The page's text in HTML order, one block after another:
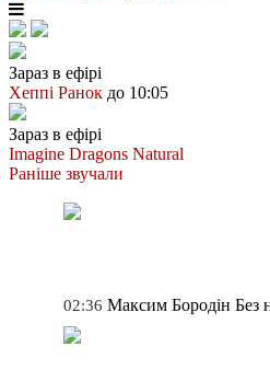
Зараз в ефірі
Хеппі Ранок до 10:05
Зараз в ефірі
Imagine Dragons Natural
Раніше звучали
02:36 Максим Бородін Без